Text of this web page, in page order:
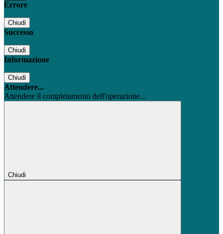
Errore
Chiudi
Successo
Chiudi
Informazione
Chiudi
Attendere...
Attendere il completamento dell'operazione...
Chiudi